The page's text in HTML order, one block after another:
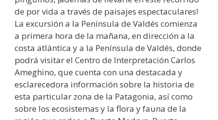
de por vida a través de paisajes espectaculares!
La excursión a la Península de Valdés comienza
a primera hora de la mañana, en dirección a la
costa atlántica y a la Península de Valdés, donde
podrá visitar el Centro de Interpretación Carlos
Ameghino, que cuenta con una destacada y
esclarecedora información sobre la historia de
esta particular zona de la Patagonia, así como
sobre los ecosistemas y la flora y fauna de la